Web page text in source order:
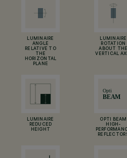
LUMINAIRE
ANGLE
RELATIVE TO
THE
HORIZONTAL
PLANE
LUMINAIRE
ROTATION
ABOUT THE
VERTICAL
LUMINAIRE
REDUCED
HEIGHT
OPTI BEAM
HIGH-